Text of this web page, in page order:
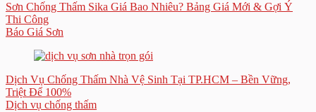
Sơn Chống Thấm Sika Giá Bao Nhiêu? Bảng Giá Mới & Gợi Ý
Thi Công
Báo Giá Sơn
Dịch Vụ Chống Thấm Nhà Vệ Sinh Tại TP.HCM – Bền Vững,
Triệt Để 100%
Dịch vụ chống thấm